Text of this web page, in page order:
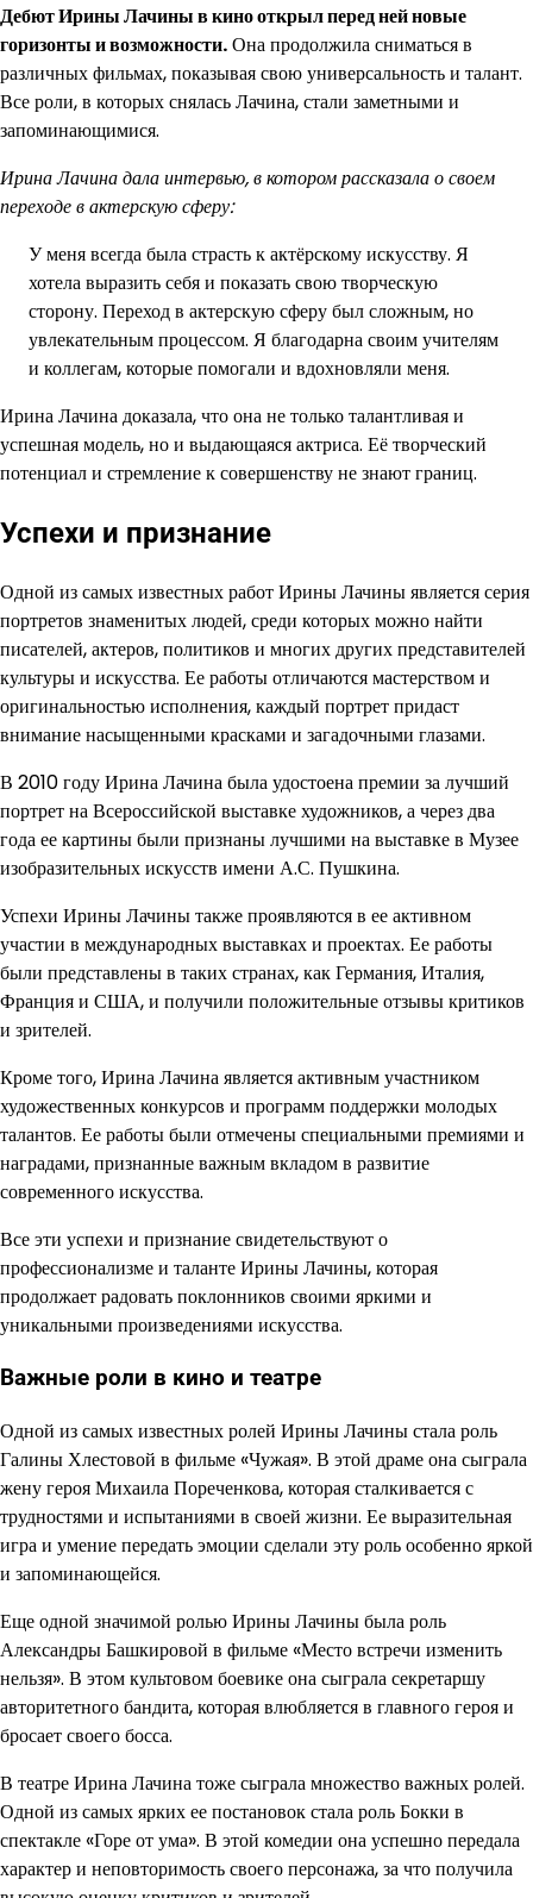
Дебют Ирины Лачины в кино открыл перед ней новые
горизонты и возможности.Она продолжила сниматься в
различных фильмах, показывая свою универсальность и талант.
Все роли, в которых снялась Лачина, стали заметными и
запоминающимися.
Ирина Лачина дала интервью, в котором рассказала о своем
переходе в актерскую сферу:
У меня всегда была страсть к актёрскому искусству. Я
хотела выразить себя и показать свою творческую
сторону. Переход в актерскую сферу был сложным, но
увлекательным процессом. Я благодарна своим учителям
и коллегам, которые помогали и вдохновляли меня.
Ирина Лачина доказала, что она не только талантливая и
успешная модель, но и выдающаяся актриса. Её творческий
потенциал и стремление к совершенству не знают границ.
Успехи и признание
Одной из самых известных работ Ирины Лачины является серия
портретов знаменитых людей, среди которых можно найти
писателей, актеров, политиков и многих других представителей
культуры и искусства. Ее работы отличаются мастерством и
оригинальностью исполнения, каждый портрет придаст
внимание насыщенными красками и загадочными глазами.
В 2010 году Ирина Лачина была удостоена премии за лучший
портрет на Всероссийской выставке художников, а через два
года ее картины были признаны лучшими на выставке в Музее
изобразительных искусств имени А.С. Пушкина.
Успехи Ирины Лачины также проявляются в ее активном
участии в международных выставках и проектах. Ее работы
были представлены в таких странах, как Германия, Италия,
Франция и США, и получили положительные отзывы критиков
и зрителей.
Кроме того, Ирина Лачина является активным участником
художественных конкурсов и программ поддержки молодых
талантов. Ее работы были отмечены специальными премиями и
наградами, признанные важным вкладом в развитие
современного искусства.
Все эти успехи и признание свидетельствуют о
профессионализме и таланте Ирины Лачины, которая
продолжает радовать поклонников своими яркими и
уникальными произведениями искусства.
Важные роли в кино и театре
Одной из самых известных ролей Ирины Лачины стала роль
Галины Хлестовой в фильме «Чужая». В этой драме она сыграла
жену героя Михаила Пореченкова, которая сталкивается с
трудностями и испытаниями в своей жизни. Ее выразительная
игра и умение передать эмоции сделали эту роль особенно яркой
и запоминающейся.
Еще одной значимой ролью Ирины Лачины была роль
Александры Башкировой в фильме «Место встречи изменить
нельзя». В этом культовом боевике она сыграла секретаршу
авторитетного бандита, которая влюбляется в главного героя и
бросает своего босса.
В театре Ирина Лачина тоже сыграла множество важных ролей.
Одной из самых ярких ее постановок стала роль Бокки в
спектакле «Горе от ума». В этой комедии она успешно передала
характер и неповторимость своего персонажа, за что получила